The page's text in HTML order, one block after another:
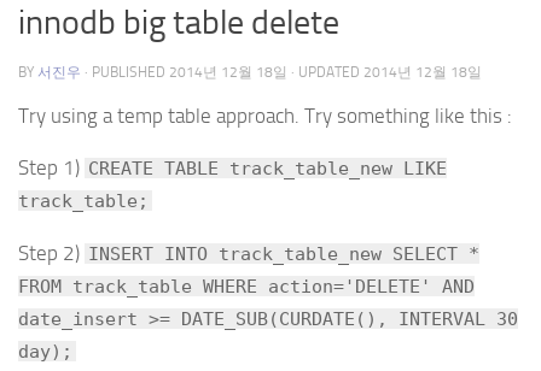
innodb big table delete
BY 서진우 · PUBLISHED 2014년 12월 18일 · UPDATED 2014년 12월 18일
Try using a temp table approach. Try something like this :
Step 1) CREATE TABLE track_table_new LIKE
track_table;
Step 2) INSERT INTO track_table_new SELECT *
FROM track_table WHERE action='DELETE' AND
date_insert >= DATE_SUB(CURDATE(), INTERVAL 30
day);